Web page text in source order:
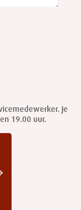
Je
19.00 uur.